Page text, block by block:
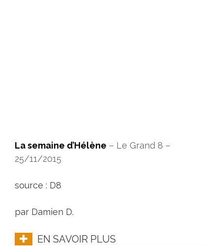
La semaine d’Hélène – Le Grand 8 –
25/11/2015
source : D8
par Damien D.
EN SAVOIR PLUS